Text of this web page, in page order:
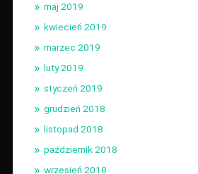
maj 2019
kwiecień 2019
marzec 2019
luty 2019
styczeń 2019
grudzień 2018
listopad 2018
październik 2018
wrzesień 2018